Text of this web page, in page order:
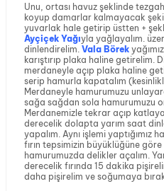
Unu, ortası havuz şeklinde
koyup damarlar kalmayacak
yuvarlak hale getirip üstten +
Ayçiçek Yağıyla yağlayalım.
dinlendirelim. Vala Börek
karıştırıp plaka haline getirelim.
merdaneyle açıp plaka haline
serip hamurla kapatalım
Merdaneyle hamurumuzu
sağa sağdan sola hamurumuzu
Merdanemizle tekrar açıp
derecelik dolapta yarım saat
yapalım. Aynı işlemi yaptığımız
fırın tepsimizin büyüklüğüne
hamurumuzda delikler açalım.
derecelik fırında 15 dakika
daha pişirelim ve soğumaya